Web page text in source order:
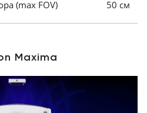
(max FOV) 50 см
Maxima